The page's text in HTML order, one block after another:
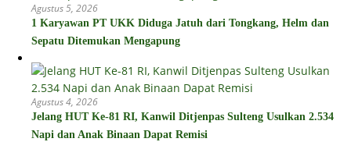
Agustus 5, 2026
1 Karyawan PT UKK Diduga Jatuh dari Tongkang, Helm dan
Sepatu Ditemukan Mengapung
Agustus 4, 2026
Jelang HUT Ke-81 RI, Kanwil Ditjenpas Sulteng Usulkan 2.534
Napi dan Anak Binaan Dapat Remisi